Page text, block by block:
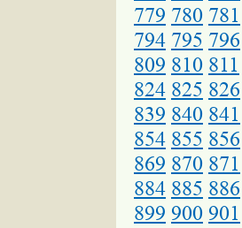
779 780 781
794 795 796
809 810 811
824 825 826
839 840 841
854 855 856
869 870 871
884 885 886
899 900 901